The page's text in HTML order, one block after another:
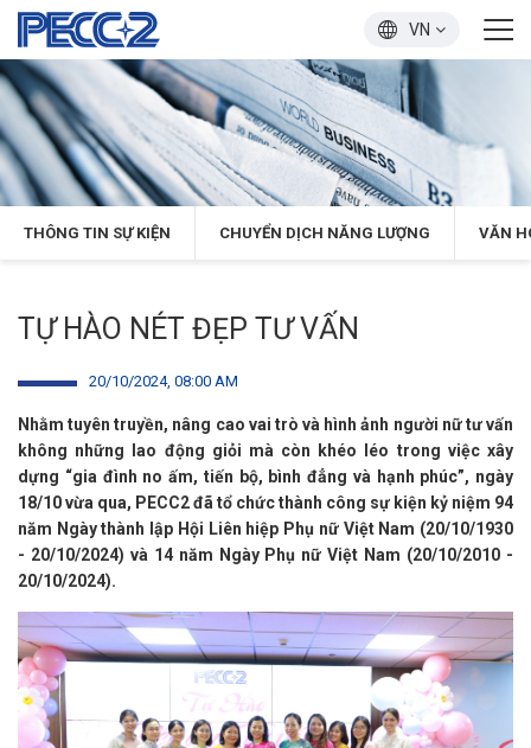
VN
THÔNG TIN SỰ KIỆN CHUYỂN DỊCH NĂNG LƯỢNG VĂN
TỰ HÀO NÉT ĐẸP TƯ VẤN
20/10/2024, 08:00 AM
Nhằm tuyên truyền, nâng cao vai trò và hình ảnh người nữ tư vấn
không những lao động giỏi mà còn khéo léo trong việc xây
dựng “gia đình no ấm, tiến bộ, bình đẳng và hạnh phúc”, ngày
18/10 vừa qua, PECC2 đã tổ chức thành công sự kiện kỷ niệm 94
năm Ngày thành lập Hội Liên hiệp Phụ nữ Việt Nam (20/10/1930
- 20/10/2024) và 14 năm Ngày Phụ nữ Việt Nam (20/10/2010 -
20/10/2024).